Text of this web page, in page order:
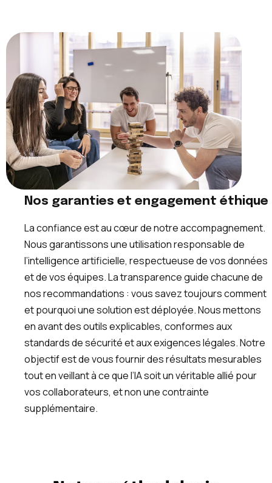
Nos garanties et engagement éthique
La confiance est au cœur de notre accompagnement.
Nous garantissons une utilisation responsable de
l’intelligence artificielle, respectueuse de vos données
et de vos équipes. La transparence guide chacune de
nos recommandations : vous savez toujours comment
et pourquoi une solution est déployée. Nous mettons
en avant des outils explicables, conformes aux
standards de sécurité et aux exigences légales. Notre
objectif est de vous fournir des résultats mesurables
tout en veillant à ce que l’IA soit un véritable allié pour
vos collaborateurs, et non une contrainte
supplémentaire.